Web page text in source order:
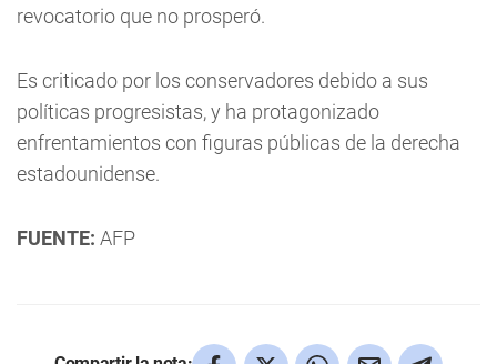
revocatorio que no prosperó.
Es criticado por los conservadores debido a sus
políticas progresistas, y ha protagonizado
enfrentamientos con figuras públicas de la derecha
estadounidense.
FUENTE: AFP